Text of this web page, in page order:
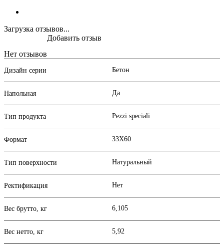
Загрузка отзывов...
Нет отзывов
Добавить отзыв
Дизайн серии Бетон
Напольная Да
Тип продукта Pezzi speciali
Формат 33X60
Тип поверхности Натуральный
Ректификация Нет
Вес брутто, кг 6,105
Вес нетто, кг 5,92